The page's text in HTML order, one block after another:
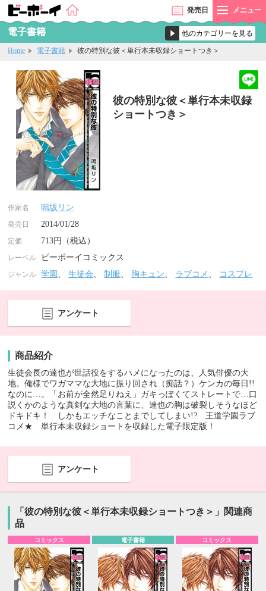
発売日 メニュー
電子書籍
Home 電子書籍 彼の特別な彼＜単行本未収録ショートつき＞
彼の特別な彼＜単行本未収録
ショートつき＞
作家名 鳴坂リン
発売日 2014/01/28
定価 713円（税込）
レーベル ビーボーイコミックス
ジャンル 学園 、生徒会、制服、 胸キュン、 ラブコメ 、 コスプレ
アンケート
商品紹介
生徒会長の達也が世話役をするハメになったのは、人気俳優の大
地。俺様でワガママな大地に振り回され（痴話？）ケンカの毎日!!
なのに…。「お前が全然足りねえ」ガキっぽくてストレートで…口
説くかのような真剣な大地の言葉に、達也の胸は破裂しそうなほど
ドキドキ！ しかもエッチなことまでしてしまい!? 王道学園ラブ
コメ★ 単行本未収録ショートを収録した電子限定版！
アンケート
「彼の特別な彼＜単行本未収録ショートつき＞」関連商
品
コミックス 電子書籍 コミックス